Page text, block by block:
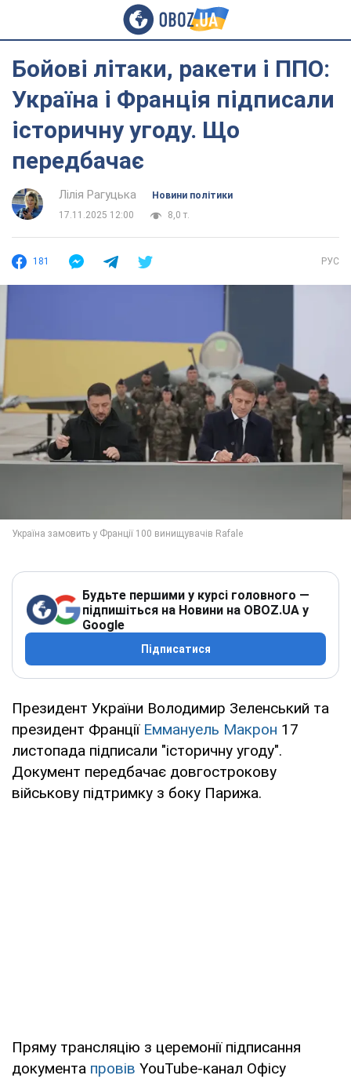
Бойові літаки, ракети і ППО:
Україна і Франція підписали
історичну угоду. Що
передбачає
Лілія Рагуцька
Новини політики
17.11.2025 12:00
8,0 т.
181 РУС
Будьте першими у курсі головного —
підпишіться на Новини на OBOZ.UA у
Google
Підписатися
Президент України Володимир Зеленський та
президент Франції Еммануель Макрон 17
листопада підписали "історичну угоду".
Документ передбачає довгострокову
військову підтримку з боку Парижа.
Пряму трансляцію з церемонії підписання
документа провів YouTube-канал Офісу